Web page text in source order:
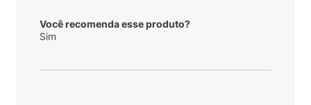
Você recomenda esse produto?
Sim